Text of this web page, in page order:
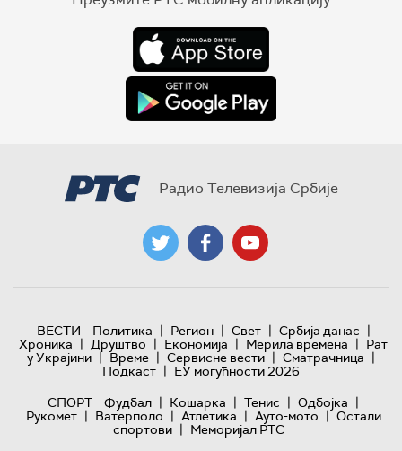
Радио Телевизија Србије
ВЕСТИ Политика | Регион | Свет | Србија данас |
Хроника | Друштво | Економија | Мерила времена | Рат
у Украјини | Време | Сервисне вести | Сматрачница |
Подкаст | ЕУ могућности 2026
СПОРТ
Фудбал | Кошарка | Тенис | Одбојка |
Рукомет | Ватерполо | Атлетика | Ауто-мото | Остали
спортови | Меморијал РТС